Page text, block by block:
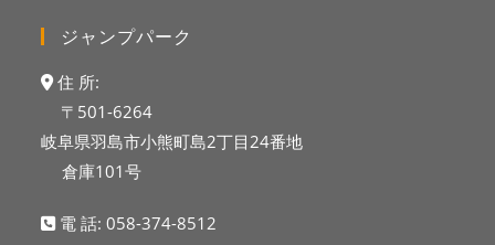
ジャンプパーク
住 所:
〒501-6264
岐阜県羽島市小熊町島2丁目24番地
倉庫101号
電 話:058-374-8512